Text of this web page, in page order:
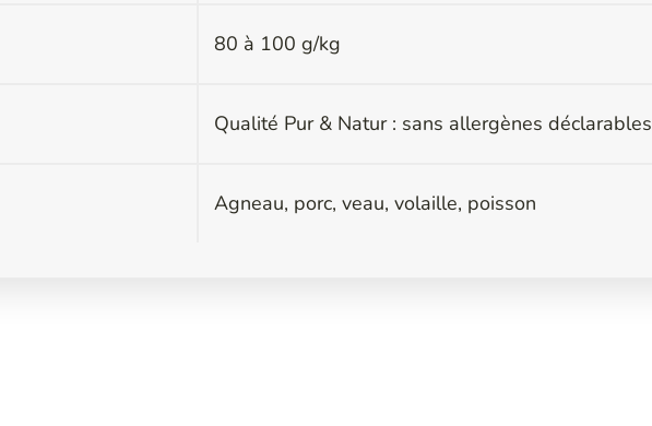
80 à 100 g/kg
Qualité Pur & Natur : sans allergènes déclarables
Agneau, porc, veau, volaille, poisson